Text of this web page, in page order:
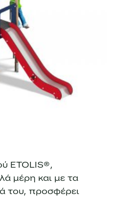
ETOLIS®,
μέρη και με τα
του, προσφέρει